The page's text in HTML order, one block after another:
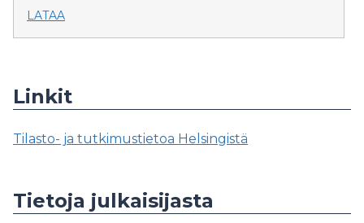
LATAA
Linkit
Tilasto- ja tutkimustietoa Helsingistä
Tietoja julkaisijasta